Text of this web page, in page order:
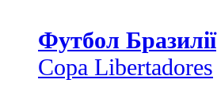
Футбол Бразилії
Copa Libertadores